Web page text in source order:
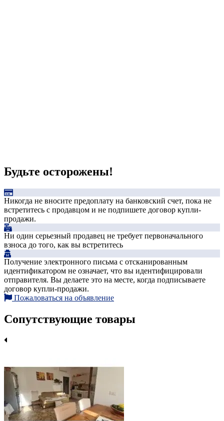
Будьте осторожены!
Никогда не вносите предоплату на банковский счет, пока не
встретитесь с продавцом и не подпишете договор купли-
продажи.
Ни один серьезный продавец не требует первоначального
взноса до того, как вы встретитесь
Получение электронного письма с отсканированным
идентификатором не означает, что вы идентифицировали
отправителя. Вы делаете это на месте, когда подписываете
договор купли-продажи.
Пожаловаться на объявление
Сопутствующие товары